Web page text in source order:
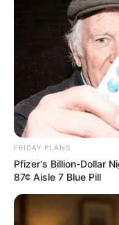
FRIDAY PLANS
Pfizer's Billion-Dollar
87¢ Aisle 7 Blue Pill